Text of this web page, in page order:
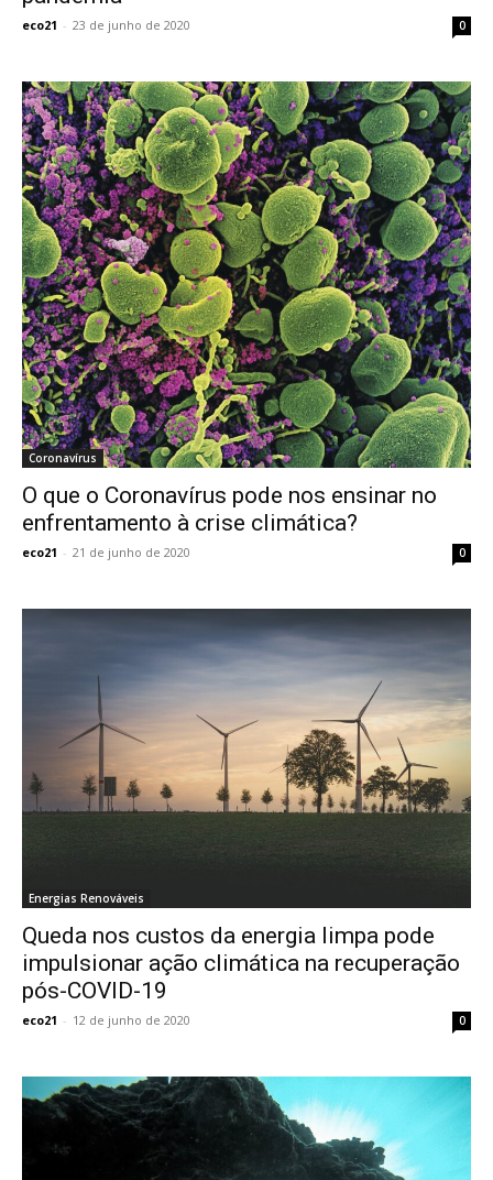
eco21 - 23 de junho de 2020 0
Coronavírus
O que o Coronavírus pode nos ensinar no
enfrentamento à crise climática?
eco21 - 21 de junho de 2020 0
Energias Renováveis
Queda nos custos da energia limpa pode
impulsionar ação climática na recuperação
pós-COVID-19
eco21 - 12 de junho de 2020 0